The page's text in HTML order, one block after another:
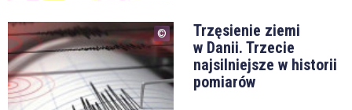
Trzęsienie ziemi
w Danii. Trzecie
najsilniejsze w historii
pomiarów